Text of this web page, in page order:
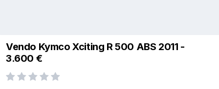
Vendo Kymco Xciting R 500 ABS 2011 -
3.600 €